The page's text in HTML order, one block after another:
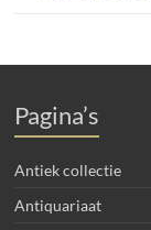
Pagina’s
Antiek collectie
Antiquariaat